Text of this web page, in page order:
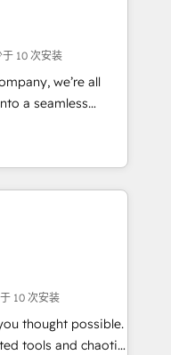
sustainable
designs solutions
and
EMEA Impact
• Proprietary
team:
于 10 次安装
we’re all
a seamless
efficient,
your entire
that no two
your
solutions that
We believe in
10 次安装
thought possible.
tools and chaotic